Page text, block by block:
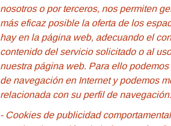
nosotros o por terceros, nos permiten
más eficaz posible la oferta de los
hay en la página web, adecuando el
contenido del servicio solicitado o al
nuestra página web. Para ello
de navegación en Internet y podemos
relacionada con su perfil de navegación.
- Cookies de publicidad